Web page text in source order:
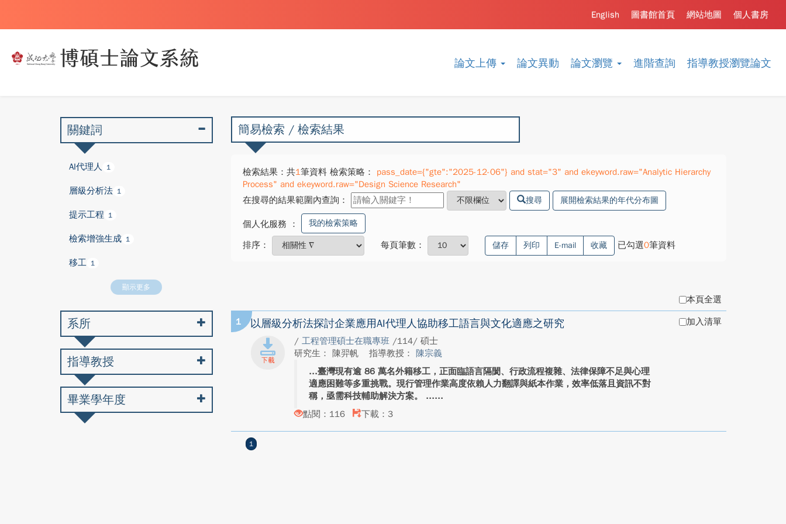
論文上傳 論文異動 論文瀏覽 進階查詢 指導教授瀏覽論文
個人書房
網站地圖
圖書館首頁
English
簡易檢索 / 檢索結果
檢索結果：共1筆資料 檢索策略：
pass_date={"gte":"2025-12-06"} and stat="3" and ekeyword.raw="Analytic Hierarchy
Process" and ekeyword.raw="Design Science Research"
在搜尋的結果範圍內查詢：
搜尋 展開檢索結果的年代分布圖
個人化服務 ： 我的檢索策略
排序： 每頁筆數： 儲存 列印 E-mail 收藏 已勾選0筆資料
本頁全選
1 以層級分析法探討企業應用AI代理人協助移工語言與文化適應之研究
/ 工程管理碩士在職專班 /114/ 碩士
研究生： 陳羿帆
指導教授： 陳宗義
臺灣現有逾 86 萬名外籍移工，正面臨語言隔閡、行政流程複雜、法律保障不足與心理
適應困難等多重挑戰。現行管理作業高度依賴人力翻譯與紙本作業，效率低落且資訊不對
稱，亟需科技輔助解決方案。 ...
點閱：116
下載：3
加入清單
1
關鍵詞
AI代理人 1
層級分析法 1
提示工程 1
檢索增強生成 1
移工 1
顯示更多
系所
指導教授
畢業學年度